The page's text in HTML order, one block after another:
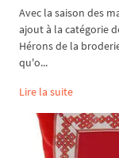
Avec la saison des
ajout à la catégorie
Hérons de la
qu'o...
Lire la suite